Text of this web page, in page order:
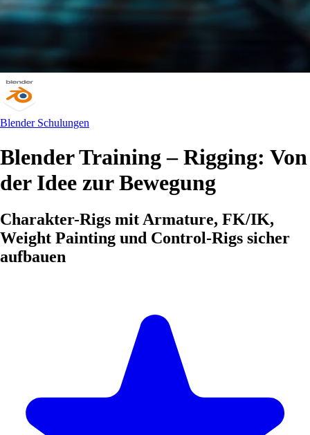
Blender Schulungen
Blender Training – Rigging: Von
der Idee zur Bewegung
Charakter-Rigs mit Armature, FK/IK,
Weight Painting und Control-Rigs sicher
aufbauen